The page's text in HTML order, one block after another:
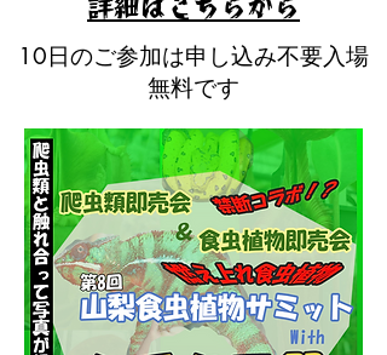
10日のご参加は申し込み不要入場
無料です
​詳細はこちらから